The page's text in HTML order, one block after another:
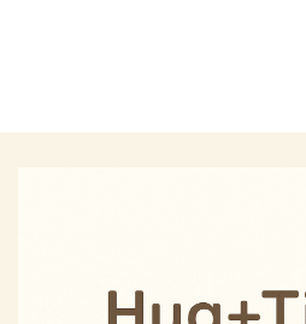
す。 「スマホはまだ早い気が
いの？ 小学生にGPSって必
要？ スマホやキッズ携帯との